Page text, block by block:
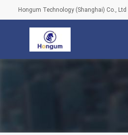
Hongum Technology (Shanghai) Co., Ltd